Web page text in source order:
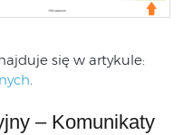
się w artykule:
.
– Komunikaty